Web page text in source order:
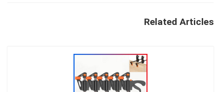
Related Articles